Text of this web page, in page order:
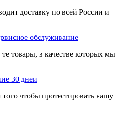
доставку по всей России и
обслуживание
товары, в качестве которых мы
30 дней
того чтобы протестировать вашу